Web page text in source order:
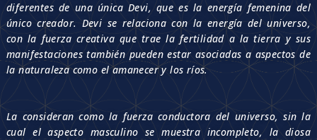
diferentes de una única Devi, que es la energía femenina del
único creador. Devi se relaciona con la energía del universo,
con la fuerza creativa que trae la fertilidad a la tierra y sus
manifestaciones también pueden estar asociadas a aspectos de
la naturaleza como el amanecer y los ríos.
La consideran como la fuerza conductora del universo, sin la
cual el aspecto masculino se muestra incompleto, la diosa